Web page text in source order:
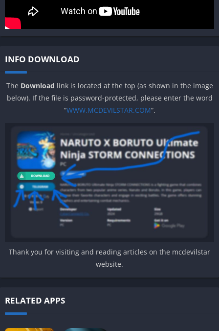
INFO DOWNLOAD
The Download link is located at the top (as shown in the image
below). If the file is password-protected, please enter the word
“WWW.MCDEVILSTAR.COM“.
Thank you for visiting and reading articles on the mcdevilstar
website.
RELATED APPS